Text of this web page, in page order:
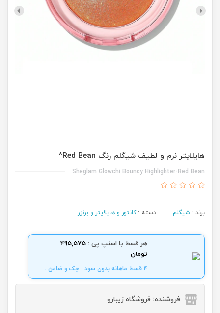
هایلایتر نرم و لطیف شیگلم رنگ Red Bean^
Sheglam Glowchi Bouncy Highlighter-Red Bean
برند : شیگلم دسته :کانتور و هایلایتر و برنزر
هر قسط با اسنپ پی : 495,575
تومان
4 قسط ماهانه بدون سود ، چک و ضامن .
فروشنده: فروشگاه زیبارو